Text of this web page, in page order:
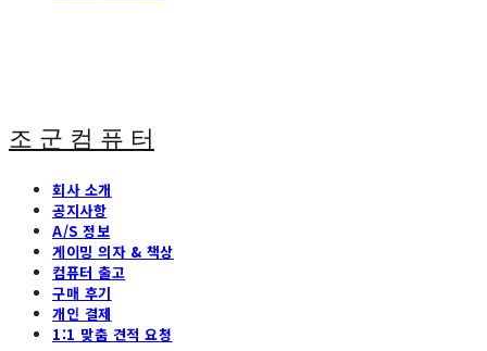
조 군 컴 퓨 터
회사 소개
공지사항
A/S 정보
게이밍 의자 & 책상
컴퓨터 출고
구매 후기
개인 결제
1:1 맞춤 견적 요청